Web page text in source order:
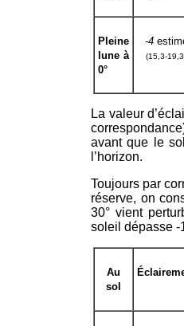
Pleine
lune à
0°
-4
(15,3-
La valeur
avant que le
l’horizon.
Toujours par
réserve, on
30° vient
soleil dépasse -
Au
sol